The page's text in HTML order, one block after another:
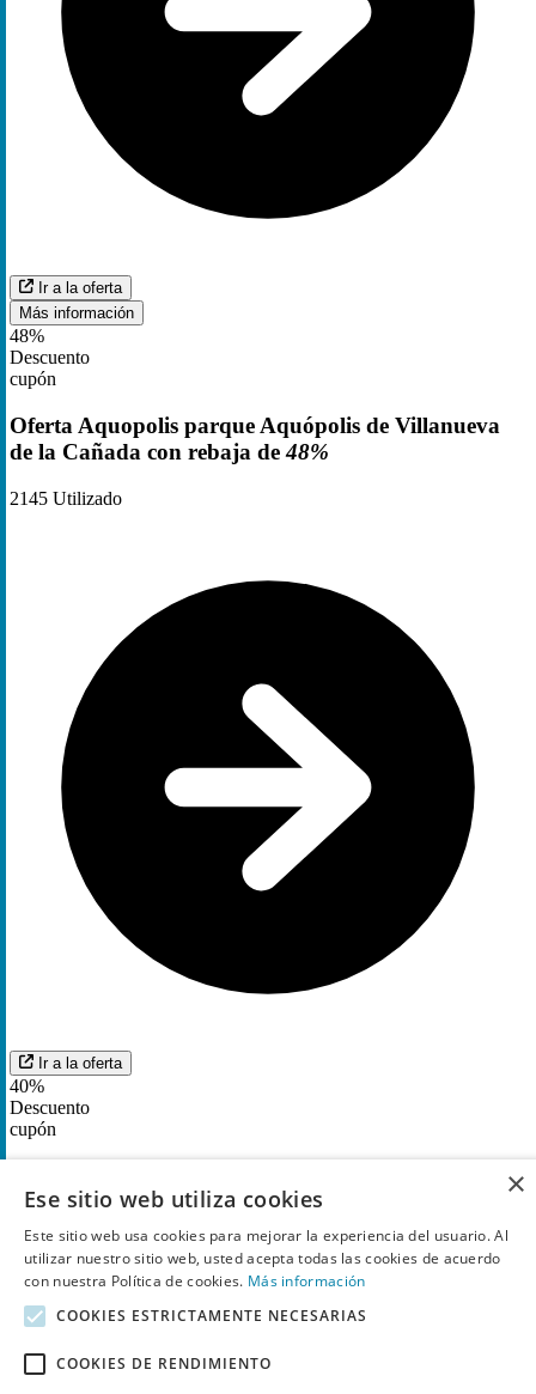
Ir a la oferta
Más información
48%
Descuento
cupón
Oferta Aquopolis parque Aquópolis de Villanueva
de la Cañada con rebaja de48%
2145 Utilizado
Ir a la oferta
40%
Descuento
cupón
Aquópolis toda España directo
comprando la entrada online
1725Utilizado
×
Ese sitio web utiliza cookies
Este sitio web usa cookies para mejorar la experiencia del usuario. Al
utilizar nuestro sitio web, usted acepta todas las cookies de acuerdo
con nuestra Política de cookies. Más información
COOKIES ESTRICTAMENTE NECESARIAS
COOKIES DE RENDIMIENTO